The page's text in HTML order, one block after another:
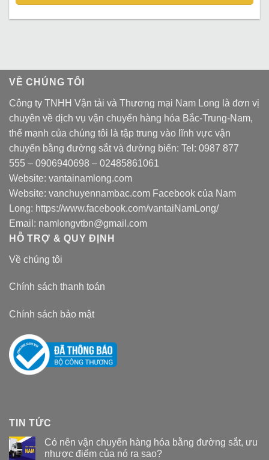
VỀ CHÚNG TÔI
Công ty TNHH Vận tải và Thương mại Nam Long là đơn vị
chuyên về dịch vụ vận chuyển hàng hóa Bắc-Trung-Nam,
thế mạnh của chúng tôi là tập trung vào lĩnh vực vận
chuyển bằng đường sắt và đường biển: Tel: 0987 877
555 – 0906940698 – 02485861061
Website: vantainamlong.com
Website: vanchuyennambac.com Facebook của Nam
Long: https://www.facebook.com/vantaiNamLong/
Email: namlongvtbn@gmail.com
HỖ TRỢ & QUY ĐỊNH
Về chúng tôi
Chính sách thanh toán
Chính sách bảo mật
TIN TỨC
Có nên vận chuyển hàng hóa bằng đường sắt, ưu
nhược điểm của nó ra sao?